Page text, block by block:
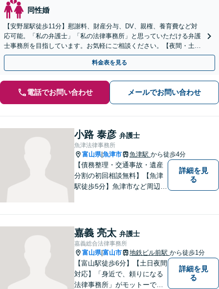
同性婚
【安野屋駅徒歩11分】慰謝料、財産分与、DV、親権、養育費など対
応可能。「私の弁護士」「私の法律事務所」と思っていただける弁護
士事務所を目指しています。お気軽にご相談ください。【夜間・土日
対応可】【電話相談可】【完全個室】【子連れ相談可】
料金表を見る
電話でお問い合わせ メールでお問い合わせ
小路 泰彦 弁護士
魚津法律事務所
富山県|魚津市 魚津駅 から徒歩4分
【債務整理・交通事故・遺産
分割の初回相談無料】【魚津
駅徒歩5分】魚津市など周辺地
詳細を見
る
嘉義 亮太 弁護士
嘉義総合法律事務所
富山県|富山市 地鉄ビル前駅 から徒歩1分
【富山駅徒歩6分】【土日夜間
対応】「身近で、頼りになる
法律事務所」がモットーで
詳細を見
る